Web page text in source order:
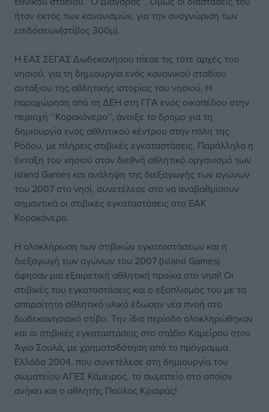
ήταν εκτός των κανονισμών, για την αναγνώριση των
επιδόσεων(στίβος 300μ).
Η ΕΑΣ ΣΕΓΑΣ Δωδεκανήσου πίεσε τις τότε αρχές του
νησιού, για τη δημιουργία ενός κανονικού σταδίου
αντάξιου της αθλητικής ιστορίας του νησιού. Η
παραχώρηση από τη ΔΕΗ στη ΓΓΑ ενός οικοπέδου στην
περιοχή ‘’Κορακόνερο’’, άνοιξε το δρόμο για τη
δημιουργία ενός αθλητικού κέντρου στην πόλη της
Ρόδου, με πλήρεις στιβικές εγκαταστάσεις. Παράλληλα η
ένταξη του νησιού στον διεθνή αθλητικό οργανισμό των
Island Games και ανάληψη της διεξαγωγής των αγώνων
του 2007 στο νησί, συνετέλεσε στο να αναβαθμίσουν
σημαντικά οι στιβικές εγκαταστάσεις στο ΕΑΚ
Κορακόνερο.
Η ολοκλήρωση των στιβικών εγκαταστάσεων και η
διεξαγωγή των αγώνων του 2007 (Island Games)
άφησαν μια εξαιρετική αθλητική προίκα στο νησί! Οι
στιβικές του εγκαταστάσεις και ο εξοπλισμός του με τα
απαραίτητο αθλητικό υλικό έδωσαν νέα πνοή στο
δωδεκανησιακό στίβο. Την ίδια περίοδο ολοκληρώθηκαν
και οι στιβικές εγκαταστάσεις στο στάδιο Καμείρου στον
Άγιο Σουλά, με χρηματοδότηση από το πρόγραμμα
Ελλάδα 2004, που συνετέλεσε στη δημιουργία του
σωματείου ΑΓΕΣ Κάμειρος, το σωματείο στο οποίον
ανήκει και ο αθλητής Παύλος Κριαράς!